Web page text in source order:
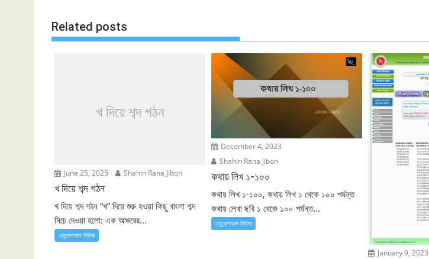
Related posts
খ দিয়ে শব্দ গঠন
June 25, 2025 Shahin Rana Jibon
খ দিয়ে শব্দ গঠন
খ দিয়ে শব্দ গঠন “খ” দিয়ে শুরু হওয়া কিছু বাংলা শব্দ
নিচে দেওয়া হলো: এক অক্ষরের...
এডুকেশনাল নিউজ
December 4, 2023
Shahin Rana Jibon
কথায় লিখ ১-১০০
কথায় লিখ ১-১০০, কথায় লিখ ১ থেকে ১০০ পর্যন্ত
কথায় লেখা ছবি ১ থেকে ১০০ পর্যন্ত...
এডুকেশনাল নিউজ
January 9, 2023